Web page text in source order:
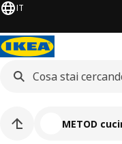
IT
METOD